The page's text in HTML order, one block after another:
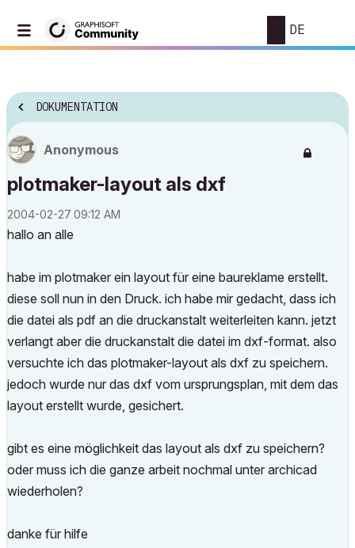
DE
DOKUMENTATION
Anonymous
plotmaker-layout als dxf
‎2004-02-27 09:12 AM
hallo an alle
habe im plotmaker ein layout für eine baureklame erstellt.
diese soll nun in den Druck. ich habe mir gedacht, dass ich
die datei als pdf an die druckanstalt weiterleiten kann. jetzt
verlangt aber die druckanstalt die datei im dxf-format. also
versuchte ich das plotmaker-layout als dxf zu speichern.
jedoch wurde nur das dxf vom ursprungsplan, mit dem das
layout erstellt wurde, gesichert.
gibt es eine möglichkeit das layout als dxf zu speichern?
oder muss ich die ganze arbeit nochmal unter archicad
wiederholen?
danke für hilfe